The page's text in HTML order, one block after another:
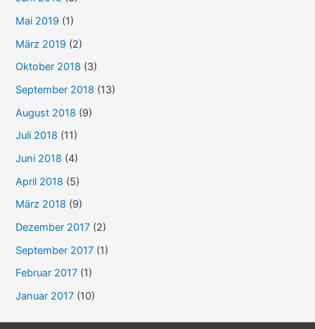
Mai 2019 (1)
März 2019 (2)
Oktober 2018 (3)
September 2018 (13)
August 2018 (9)
Juli 2018 (11)
Juni 2018 (4)
April 2018 (5)
März 2018 (9)
Dezember 2017 (2)
September 2017 (1)
Februar 2017 (1)
Januar 2017 (10)